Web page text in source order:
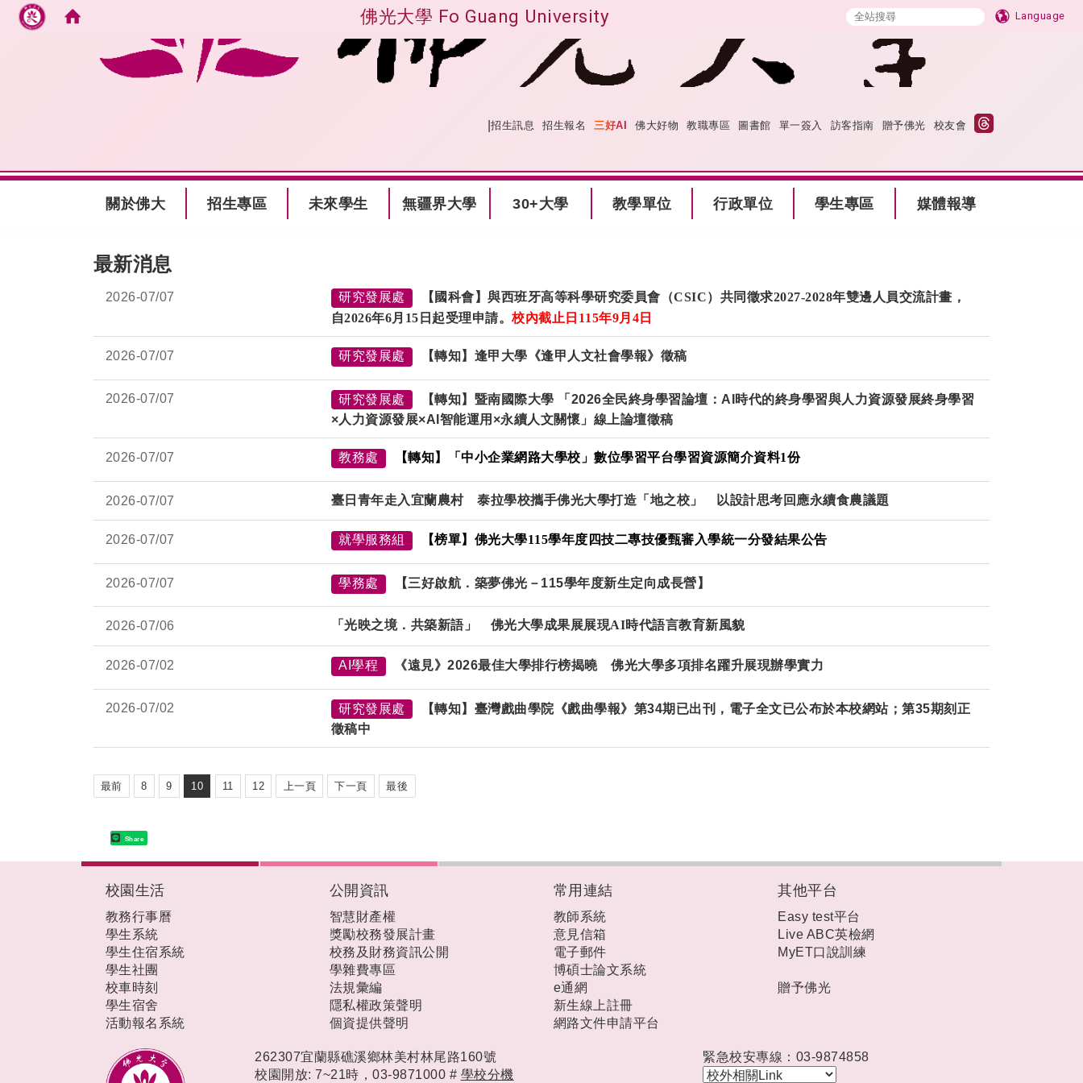
佛光大學 Fo Guang University Language
跳到主要內容
|招生訊息 招生報名 三好AI 佛大好物 教職專區 圖書館 單一簽入 訪客指南 贈予佛光 校友會
關於佛大 招生專區 未來學生 無疆界大學 30+大學 教學單位 行政單位 學生專區 媒體報導
最新消息
2026-07/07 研究發展處
【國科會】與西班牙高等科學研究委員會（CSIC）共同徵求2027-2028年雙邊人員交流計畫，
自2026年6月15日起受理申請。校內截止日 115年9月 4日
2026-07/07 研究發展處 【轉知】逢甲大學《逢甲人文社會學報》徵稿
2026-07/07 研究發展處
【轉知】暨南國際大學 「2026全民終身學習論壇：AI時代的終身學習與人力資源發展終身學習
×人力資源發展×AI智能運用×永續人文關懷」線上論壇徵稿
2026-07/07 教務處 【轉知】「中小企業網路大學校」數位學習平台學習資源簡介資料1份
2026-07/07 臺日青年走入宜蘭農村 泰拉學校攜手佛光大學打造「地之校」 以設計思考回應永續食農議題
2026-07/07 就學服務組 【榜單】佛光大學115學年度四技二專技優甄審入學統一分發結果公告
2026-07/07 學務處 【三好啟航．築夢佛光－115學年度新生定向成長營】
2026-07/06 「光映之境．共築新語」 佛光大學成果展展現AI時代語言教育新風貌
2026-07/02 AI學程 《遠見》2026最佳大學排行榜揭曉 佛光大學多項排名躍升展現辦學實力
2026-07/02 研究發展處
【轉知】臺灣戲曲學院《戲曲學報》第34期已出刊，電子全文已公布於本校網站；第35期刻正
徵稿中
最前 8 9 10 11 12 上一頁 下一頁 最後
Share
校園生活
教務行事曆
學生系統
學生住宿系統
學生社團
校車時刻
學生宿舍
活動報名系統
公開資訊
智慧財產權
獎勵校務發展計畫
校務及財務資訊公開
學雜費專區
法規彙編
隱私權政策聲明
個資提供聲明
常用連結
教師系統
意見信箱
電子郵件
博碩士論文系統
e通網
新生線上註冊
網路文件申請平台
其他平台
Easy test平台
Live ABC英檢網
MyET口說訓練
贈予佛光
262307宜蘭縣礁溪鄉林美村林尾路160號
校園開放: 7~21時，03-9871000 # 學校分機
緊急校安專線：03-9874858